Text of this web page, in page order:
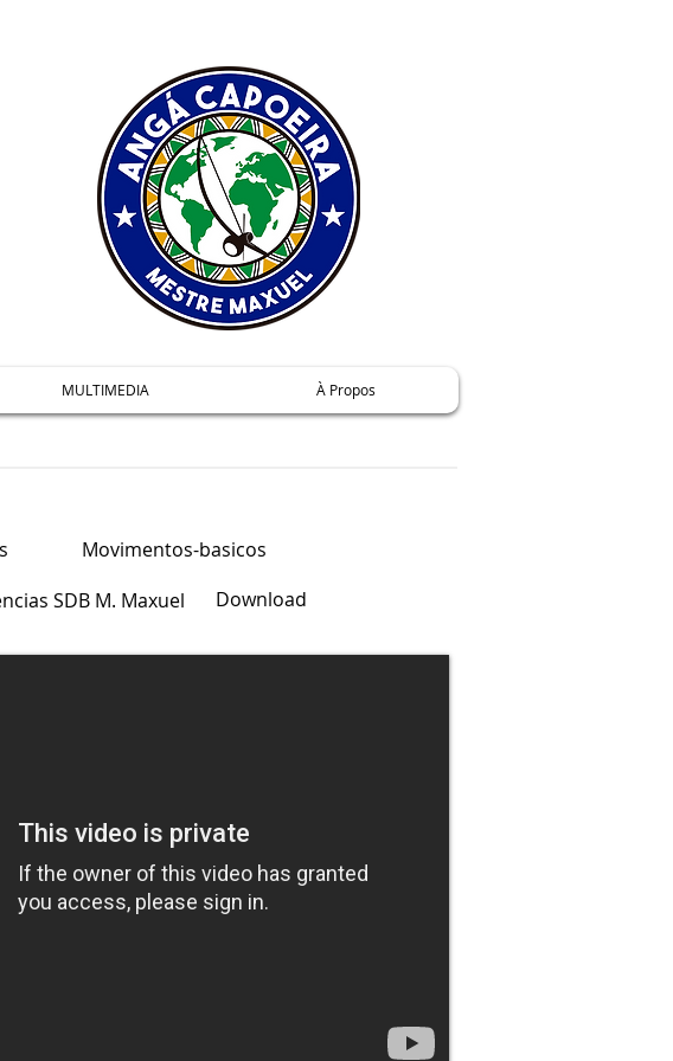
MULTIMEDIA À Propos
Movimentos-basicos
SDB M. Maxuel Download